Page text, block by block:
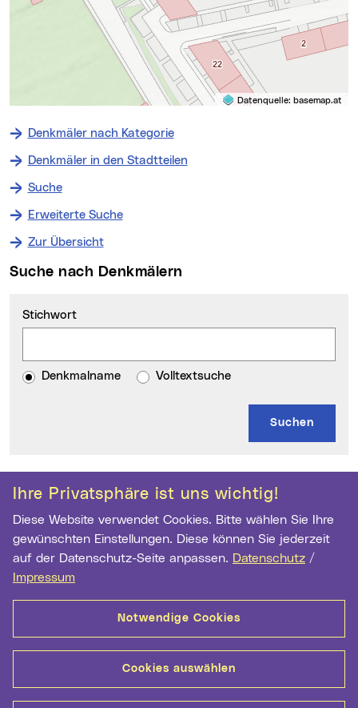
Ihre Privatsphäre ist uns wichtig!
Diese Website verwendet Cookies. Bitte wählen Sie Ihre
gewünschten Einstellungen. Diese können Sie jederzeit
auf der Datenschutz-Seite anpassen. Datenschutz /
Impressum
Notwendige Cookies
Cookies auswählen
Datenquelle: basemap.at
Denkmäler nach Kategorie
Denkmäler in den Stadtteilen
Suche
Erweiterte Suche
Zur Übersicht
Suche nach Denkmälern
Stichwort
Denkmalname Volltextsuche
Weitere Informationen
Kontakt
Archiv der Stadt Linz
Hauptstr. 1-5
Wichtige Links